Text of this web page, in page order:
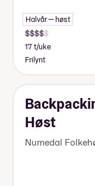
Halvår — høst
17 t/uke
Frilynt
Høst
Numedal